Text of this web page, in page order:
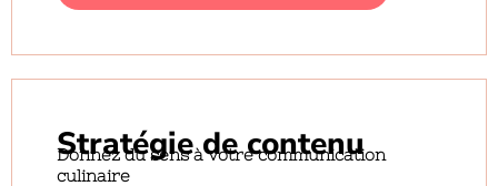
Stratégie de contenu
Donnez du sens à votre communication
culinaire